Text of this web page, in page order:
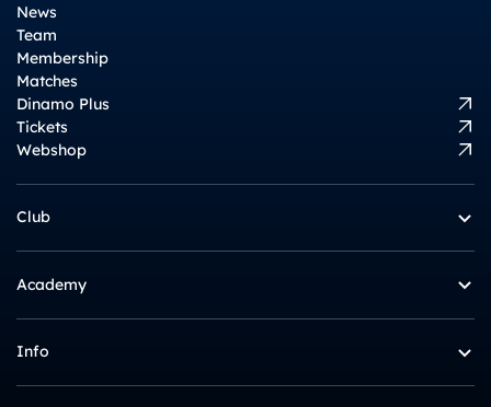
News
Team
Membership
Matches
Dinamo Plus
Tickets
Webshop
Club
Academy
Info